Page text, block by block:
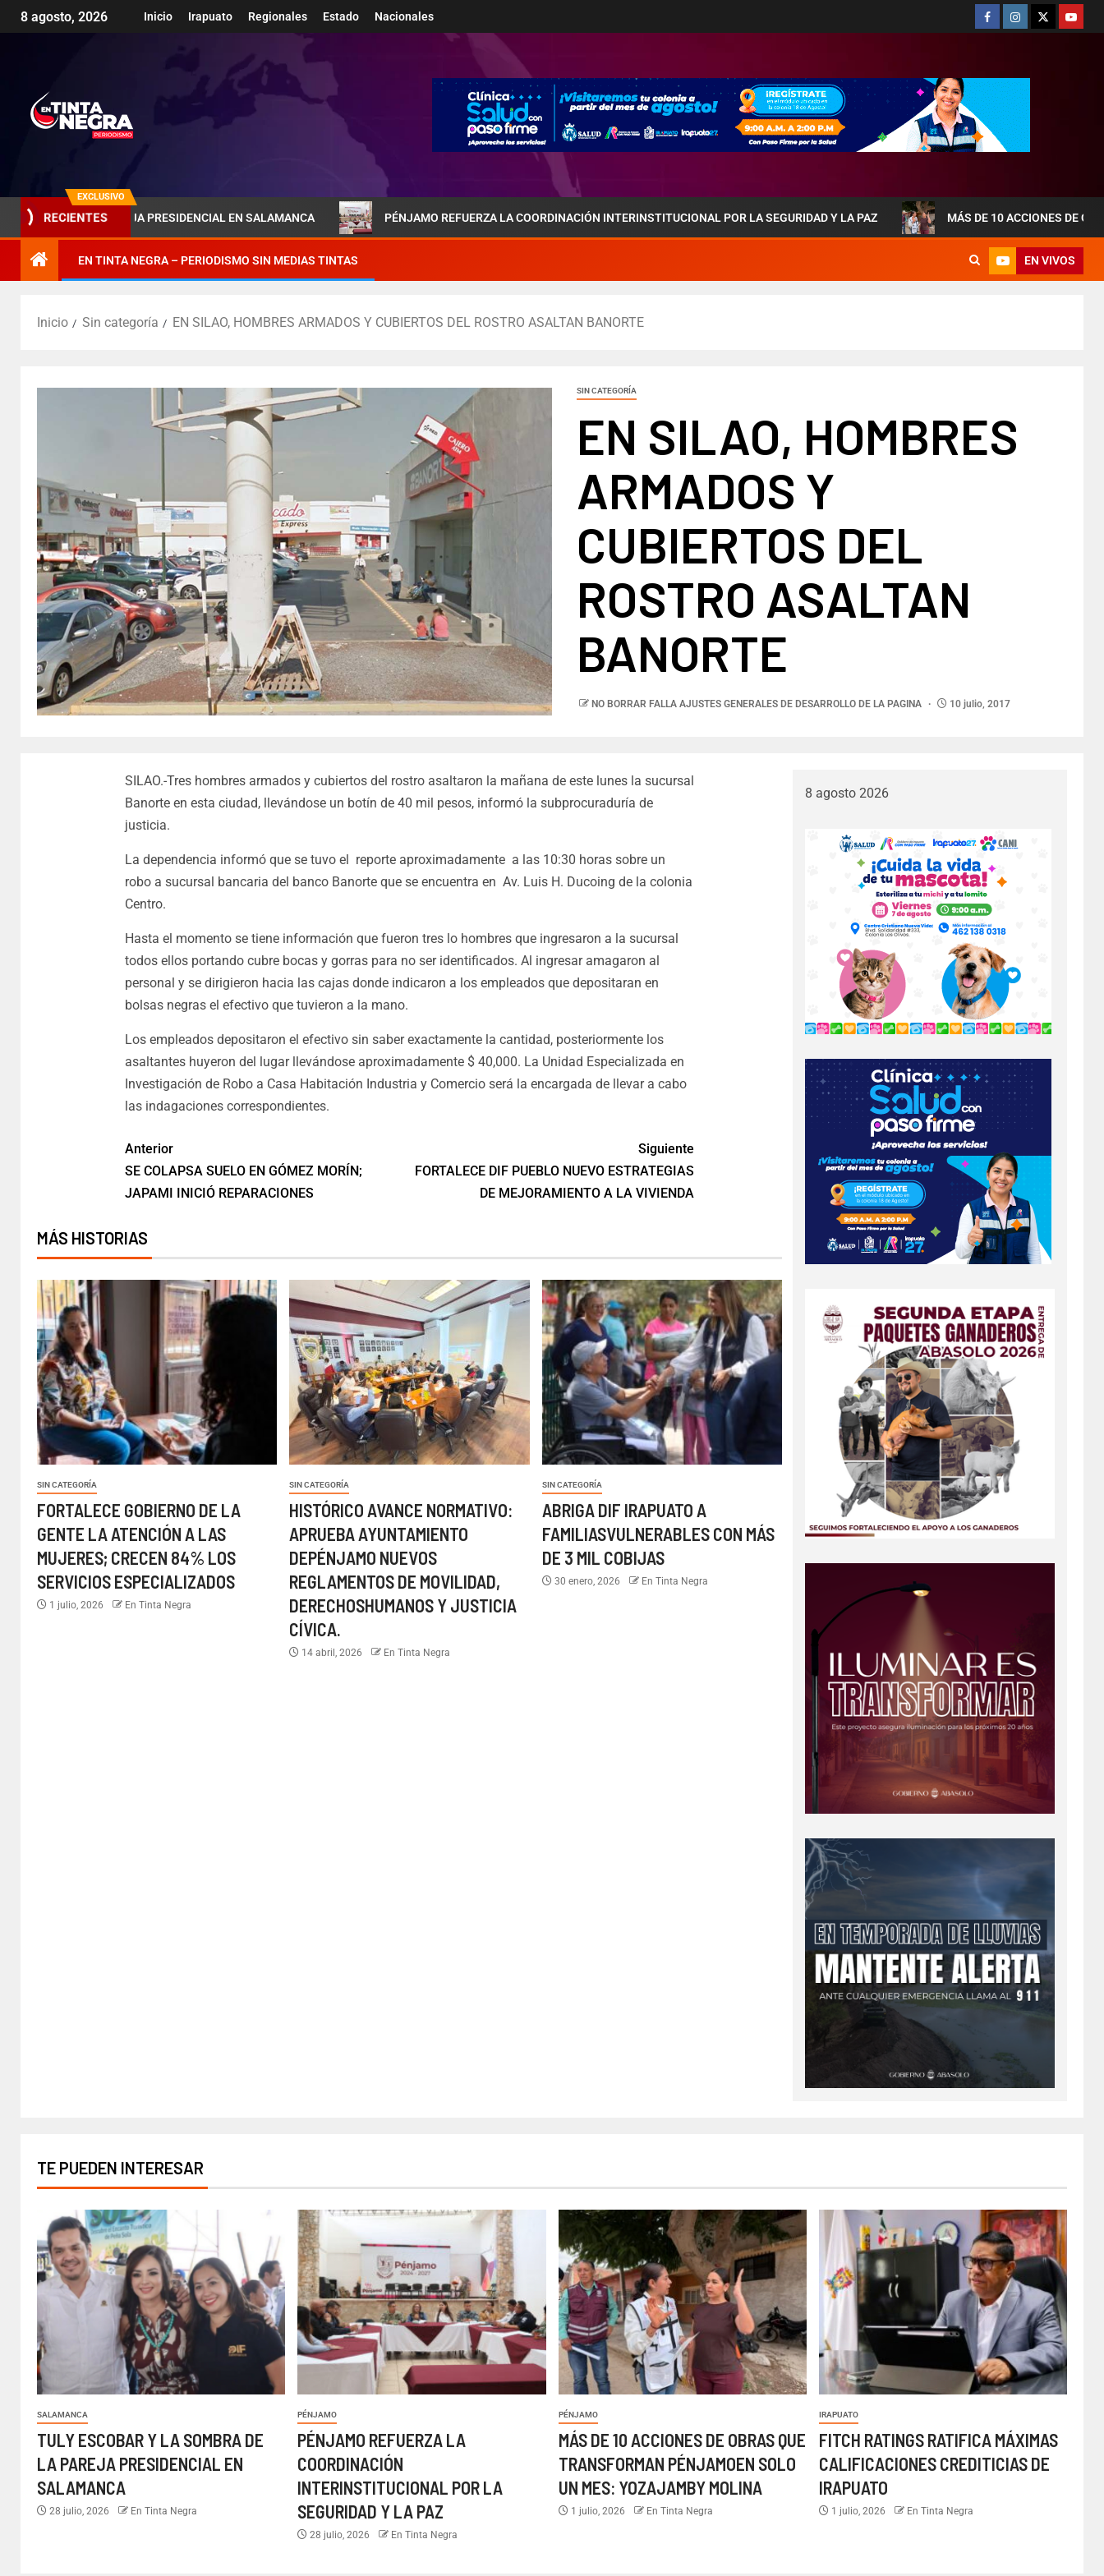
8 agosto, 2026 Inicio Irapuato Regionales Estado Nacionales
EXCLUSIVO
RECIENTES
DE LA PAREJA PRESIDENCIAL EN SALAMANCA PÉNJAMO REFUERZA LA COORDINACIÓN INTERINSTITUCIONAL POR LA SEGURIDAD Y LA PAZ MÁS DE 10 ACCIONES DE OBRAS QUE
EN TINTA NEGRA – PERIODISMO SIN MEDIAS TINTAS EN VIVOS
Inicio Sin categoría EN SILAO, HOMBRES ARMADOS Y CUBIERTOS DEL ROSTRO ASALTAN BANORTE
SIN CATEGORÍA
EN SILAO, HOMBRES
ARMADOS Y
CUBIERTOS DEL
ROSTRO ASALTAN
BANORTE
NO BORRAR FALLA AJUSTES GENERALES DE DESARROLLO DE LA PAGINA 10 julio, 2017
SILAO.-Tres hombres armados y cubiertos del rostro asaltaron la mañana de este lunes la sucursal
Banorte en esta ciudad, llevándose un botín de 40 mil pesos, informó la subprocuraduría de
justicia.
La dependencia informó que se tuvo el reporte aproximadamente a las 10:30 horas sobre un
robo a sucursal bancaria del banco Banorte que se encuentra en Av. Luis H. Ducoing de la colonia
Centro.
Hasta el momento se tiene información que fueron tres lo hombres que ingresaron a la sucursal
todos ellos portando cubre bocas y gorras para no ser identificados. Al ingresar amagaron al
personal y se dirigieron hacia las cajas donde indicaron a los empleados que depositaran en
bolsas negras el efectivo que tuvieron a la mano.
Los empleados depositaron el efectivo sin saber exactamente la cantidad, posteriormente los
asaltantes huyeron del lugar llevándose aproximadamente $ 40,000. La Unidad Especializada en
Investigación de Robo a Casa Habitación Industria y Comercio será la encargada de llevar a cabo
las indagaciones correspondientes.
Anterior
SE COLAPSA SUELO EN GÓMEZ MORÍN;
JAPAMI INICIÓ REPARACIONES
Siguiente
FORTALECE DIF PUEBLO NUEVO ESTRATEGIAS
DE MEJORAMIENTO A LA VIVIENDA
MÁS HISTORIAS
SIN CATEGORÍA
FORTALECE GOBIERNO DE LA
GENTE LA ATENCIÓN A LAS
MUJERES; CRECEN 84% LOS
SERVICIOS ESPECIALIZADOS
1 julio, 2026 En Tinta Negra
SIN CATEGORÍA
HISTÓRICO AVANCE NORMATIVO:
APRUEBA AYUNTAMIENTO
DEPÉNJAMO NUEVOS
REGLAMENTOS DE MOVILIDAD,
DERECHOSHUMANOS Y JUSTICIA
CÍVICA.
14 abril, 2026 En Tinta Negra
SIN CATEGORÍA
ABRIGA DIF IRAPUATO A
FAMILIASVULNERABLES CON MÁS
DE 3 MIL COBIJAS
30 enero, 2026 En Tinta Negra
8 agosto 2026
TE PUEDEN INTERESAR
SALAMANCA
TULY ESCOBAR Y LA SOMBRA DE
LA PAREJA PRESIDENCIAL EN
SALAMANCA
28 julio, 2026 En Tinta Negra
PÉNJAMO
PÉNJAMO REFUERZA LA
COORDINACIÓN
INTERINSTITUCIONAL POR LA
SEGURIDAD Y LA PAZ
28 julio, 2026 En Tinta Negra
PÉNJAMO
MÁS DE 10 ACCIONES DE OBRAS QUE
TRANSFORMAN PÉNJAMOEN SOLO
UN MES: YOZAJAMBY MOLINA
1 julio, 2026 En Tinta Negra
IRAPUATO
FITCH RATINGS RATIFICA MÁXIMAS
CALIFICACIONES CREDITICIAS DE
IRAPUATO
1 julio, 2026 En Tinta Negra